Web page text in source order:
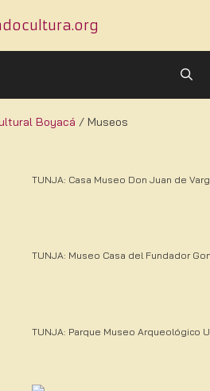
Boyacá / Museos
TUNJA: Casa Museo Don Juan de
TUNJA: Museo Casa del Fundador
TUNJA: Parque Museo Arqueológico